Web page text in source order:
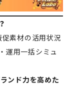
素材の活用状況
運用一括シミュ
ンド力を高めた